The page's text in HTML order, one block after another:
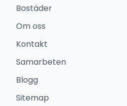
Bostäder
Om oss
Kontakt
Samarbeten
Blogg
Sitemap